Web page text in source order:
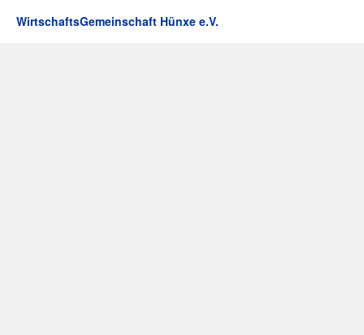
WirtschaftsGemeinschaft Hünxe e.V.